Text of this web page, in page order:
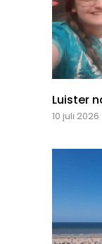
Luister
10 juli 2026